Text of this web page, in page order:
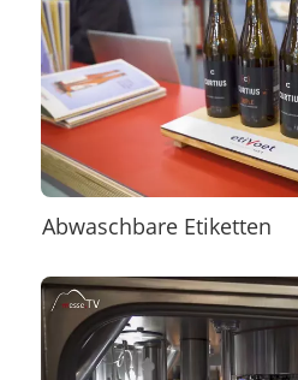
Abwaschbare Etiketten